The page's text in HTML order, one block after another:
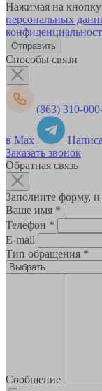
Нажимая на
персональных
Способы связи
(863) 310-
в Max
Заказать звонок
Обратная связь
Заполните форму,
Ваше имя *
Телефон *
E-mail
Тип обращения *
Сообщение